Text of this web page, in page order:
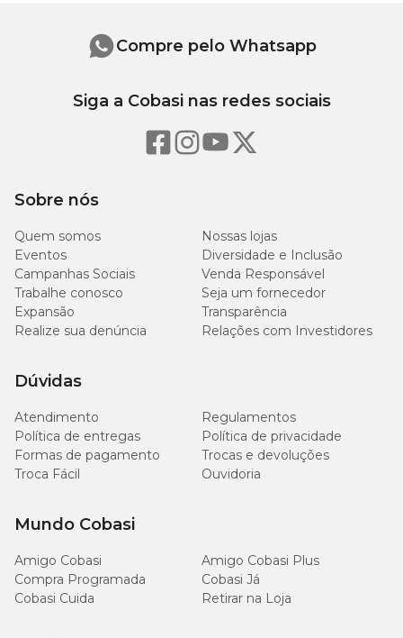
Extrato Etéreo (mín.)
Matéria Fibrosa (máx.) 31g/kg (3,1%)
Matéria Mineral (máx.) 60g/kg (6%)
Cálcio (mín.)
Cálcio (máx.) 12g/kg (1,2%)
Sódio (mín.)
Sobre nós
Quem somos
Nossas lojas
Eventos
Diversidade e Inclusão
Campanhas Sociais
Venda Responsável
Trabalhe conosco
Seja um fornecedor
Expansão
Transparência
Realize sua denúncia
Relações com Investidores
Dúvidas
Atendimento
Regulamentos
Política de entregas
Política de privacidade
Formas de pagamento
Trocas e devoluções
Troca Fácil
Ouvidoria
Mundo Cobasi
Amigo Cobasi
Amigo Cobasi Plus
Compra Programada
Cobasi Já
Cobasi Cuida
Retirar na Loja
Compre pelo Whatsapp
Siga a Cobasi nas redes sociais